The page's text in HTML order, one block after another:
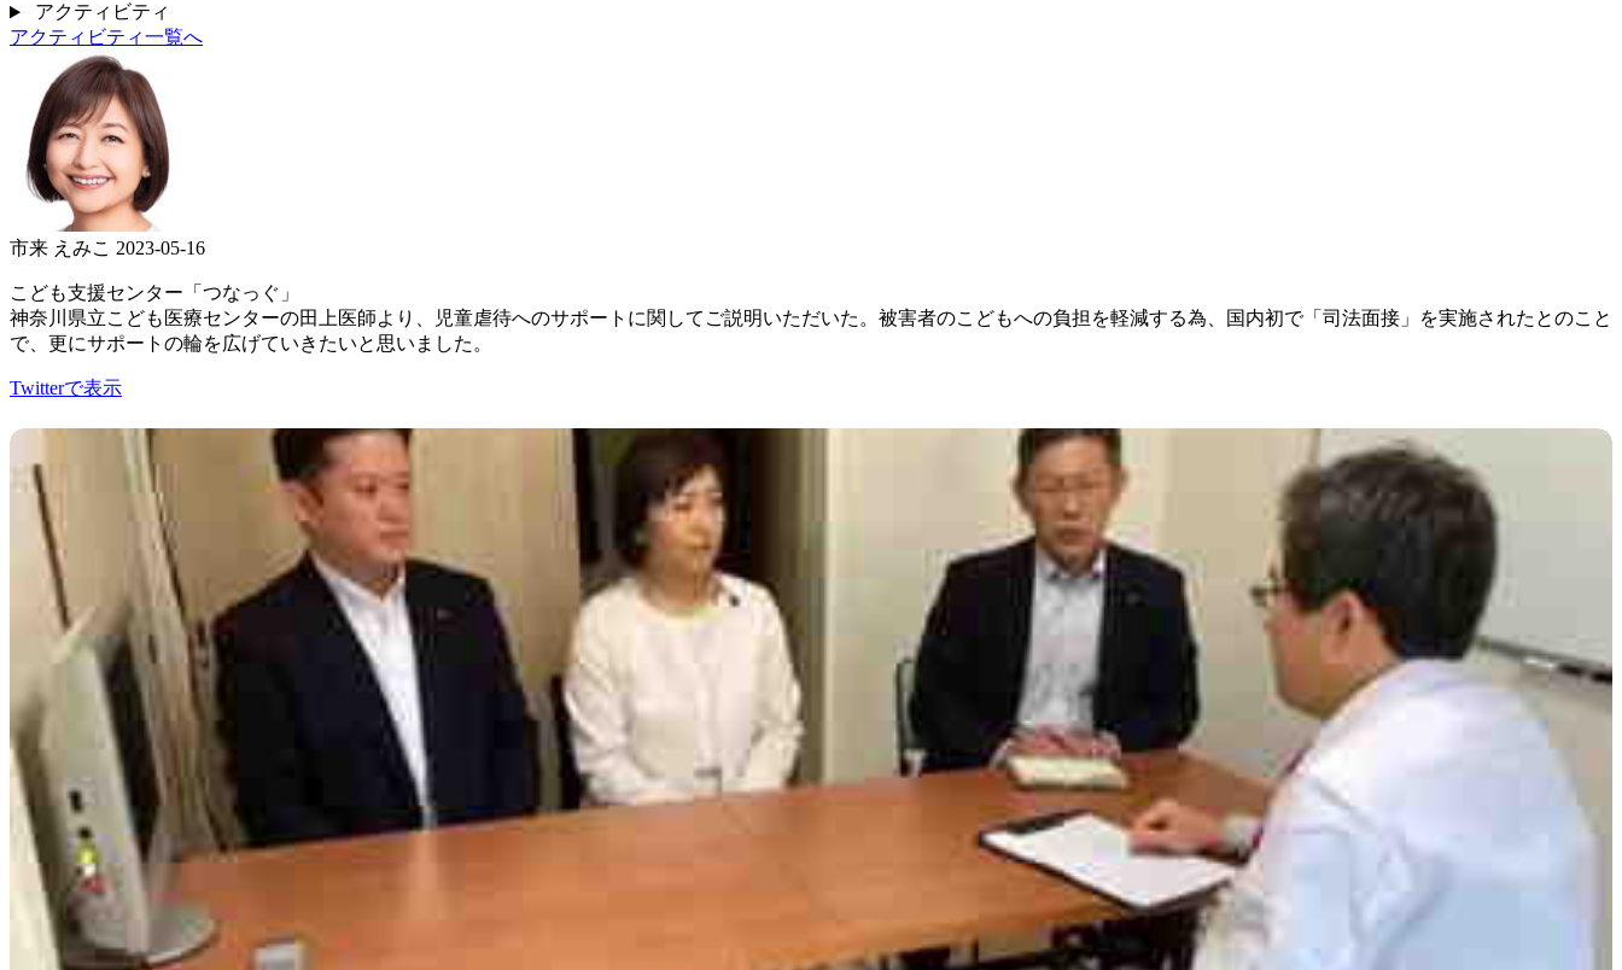
アクティビティ
アクティビティ一覧へ
市来 えみこ 2023-05-16
こども支援センター「つなっぐ」
神奈川県立こども医療センターの田上医師より、児童虐待へのサポートに関してご説明いただいた。被害者のこどもへの負担を軽減する為、国内初で「司法面接」を実施されたとのこと
で、更にサポートの輪を広げていきたいと思いました。
Twitterで表示